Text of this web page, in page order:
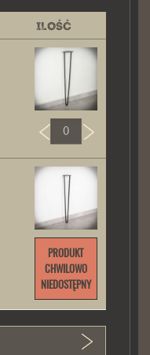
ILOŚĆ
PRODUKT
CHWILOWO
NIEDOSTĘPNY